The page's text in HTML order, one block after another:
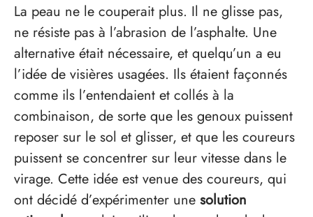
La peau ne le couperait plus. Il ne glisse pas,
ne résiste pas à l’abrasion de l’asphalte. Une
alternative était nécessaire, et quelqu’un a eu
l’idée de visières usagées. Ils étaient façonnés
comme ils l’entendaient et collés à la
combinaison, de sorte que les genoux puissent
reposer sur le sol et glisser, et que les coureurs
puissent se concentrer sur leur vitesse dans le
virage. Cette idée est venue des coureurs, qui
ont décidé d’expérimenter une solution